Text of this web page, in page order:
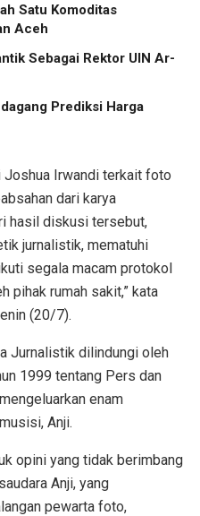
Satu Komoditas
Aceh
Sebagai Rektor UIN Ar-
Prediksi Harga
Joshua Irwandi terkait foto
dari karya
hasil diskusi tersebut,
jurnalistik, mematuhi
segala macam protokol
pihak rumah sakit,” kata
(20/7).
Jurnalistik dilindungi oleh
1999 tentang Pers dan
enam
Anji.
opini yang tidak berimbang
Anji, yang
pewarta foto,